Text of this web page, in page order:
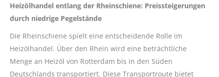
Heizölhandel entlang der Rheinschiene: Preissteigerungen
durch niedrige Pegelstände
Die Rheinschiene spielt eine entscheidende Rolle im
Heizölhandel. Über den Rhein wird eine beträchtliche
Menge an Heizöl von Rotterdam bis in den Süden
Deutschlands transportiert. Diese Transportroute bietet